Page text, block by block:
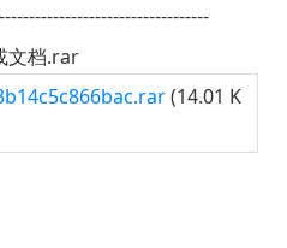
文档.rar
(14.01 K